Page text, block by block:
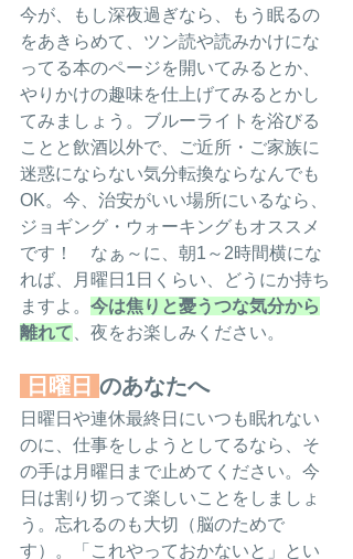
今が、もし深夜過ぎなら、もう眠るの
をあきらめて、ツン読や読みかけにな
ってる本のページを開いてみるとか、
やりかけの趣味を仕上げてみるとかし
てみましょう。ブルーライトを浴びる
ことと飲酒以外で、ご近所・ご家族に
迷惑にならない気分転換ならなんでも
OK。今、治安がいい場所にいるなら、
ジョギング・ウォーキングもオススメ
です！　なぁ～に、朝1～2時間横にな
れば、月曜日1日くらい、どうにか持ち
ますよ。 今は焦りと憂うつな気分から
離れて 、夜をお楽しみください。
日曜日 のあなたへ
日曜日や連休最終日にいつも眠れない
のに、仕事をしようとしてるなら、そ
の手は月曜日まで止めてください。今
日は割り切って楽しいことをしましょ
う。忘れるのも大切（脳のためで
す）。「これやっておかないと」とい